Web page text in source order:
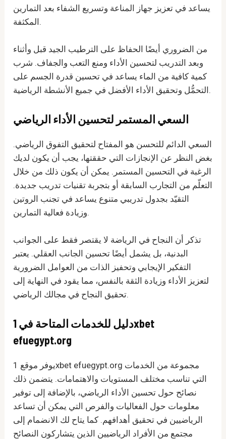
يساعد في تعزيز جهاز المناعة وتسريع الشفاء بعد التمارين
المكثفة.
من الضروري أيضًا الحفاظ على الترطيب الجيد قبل وأثناء
وبعد التدريب لتحسين الأداء ومنع التعب والجفاف. شرب
كمية كافية من الماء يساعد في تحسين قدرة الجسم على
التحمُّل وتحقيق الأداء الأفضل في جميع الأنشطة الرياضية.
السعي المستمر لتحسين الأداء الرياضي
السعي الدائم للتحسن هو المفتاح لتحقيق التفوق الرياضي.
بغض النظر عن الإنجازات التي حققتها، يجب أن يكون لديك
الرغبة في التحسين المستمر. يمكن أن يكون ذلك من خلال
التعلّم من التجارب السابقة أو بتجربة تقنيات تدريب جديدة.
التقيّد بجدول تدريبي متنوع يساعد في تجنب الروتين
وزيادة فعالية التمارين.
تذكر أن النجاح في الرياضة لا يقتصر فقط على الجوانب
البدنية، بل يشمل أيضًا تحسين الجانب العقلي. يعتبر
التفكير الإيجابي وتحفيز الذات من العوامل الضرورية
لتعزيز الأداء وزيادة الثقة بالنفس، مما يقود في النهاية إلى
تحقيق النجاح في مجالك الرياضي.
دليل للخدمات المتاحة في 1xbet
efuegypt.org
يوفر موقع 1xbet efuegypt.org مجموعة من الخدمات
التي تناسب مختلف المستويات والاهتمامات. يتضمن ذلك
نصائح حول تحسين الأداء الرياضي، بالإضافة إلى توفير
معلومات حول الفعاليات والفرص التي يمكن أن تساعد
الرياضيين في تحقيق أهدافهم. كما يتاح لك الانضمام إلى
مجتمع من الأفراد الرياضيين الذين يتشاركون النصائح